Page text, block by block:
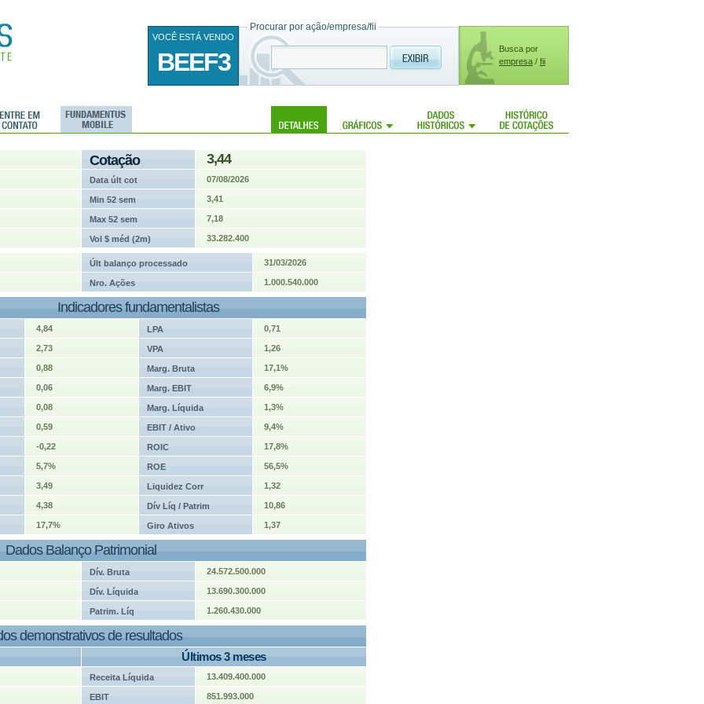
Busca por
empresa / fii
Procurar por ação/empresa/fii
VOCÊ ESTÁ VENDO
BEEF3
Cotação 3,44
Data últ cot 07/08/2026
Min 52 sem 3,41
Max 52 sem 7,18
Vol $ méd (2m) 33.282.400
Últ balanço processado 31/03/2026
Nro. Ações 1.000.540.000
Indicadores fundamentalistas
4,84 LPA 0,71
2,73 VPA 1,26
0,88 Marg. Bruta 17,1%
0,06 Marg. EBIT 6,9%
0,08 Marg. Líquida 1,3%
0,59 EBIT / Ativo 9,4%
-0,22 ROIC 17,8%
5,7% ROE 56,5%
3,49 Liquidez Corr 1,32
4,38 Dív Líq / Patrim 10,86
17,7% Giro Ativos 1,37
Dados Balanço Patrimonial
Dív. Bruta 24.572.500.000
Dív. Líquida 13.690.300.000
Patrim. Líq 1.260.430.000
demonstrativos de resultados
Últimos 3 meses
Receita Líquida 13.409.400.000
EBIT 851.993.000